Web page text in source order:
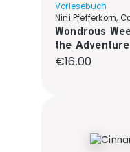
Vorlesebuch
Nini Pfefferkorn,
Wondrous
the
Regular
€16.00